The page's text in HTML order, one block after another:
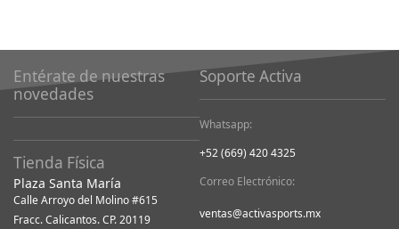
Entérate de nuestras
novedades
Tienda Física
Plaza Santa María
Calle Arroyo del Molino #615
Fracc. Calicantos. CP. 20119
Soporte Activa
Whatsapp:
+52 (669) 420 4325
Correo Electrónico:
ventas@activasports.mx